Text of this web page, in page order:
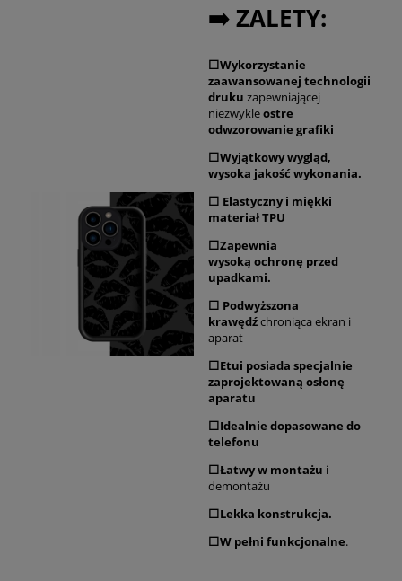
➡️ ZALETY:
⬜Wykorzystanie
zaawansowanej technologii
druku zapewniającej
niezwykleostre
odwzorowanie grafiki
⬜Wyjątkowy wygląd,
wysoka jakość wykonania.
⬜ Elastyczny i miękki
materiał TPU
⬜Zapewnia
wysoką ochronę przed
upadkami.
⬜ Podwyższona
krawędźchroniąca ekran i
aparat
⬜Etui posiada specjalnie
zaprojektowaną osłonę
aparatu
⬜Idealnie dopasowane do
telefonu
⬜Łatwy w montażu i
demontażu
⬜Lekka konstrukcja.
⬜W pełni funkcjonalne.